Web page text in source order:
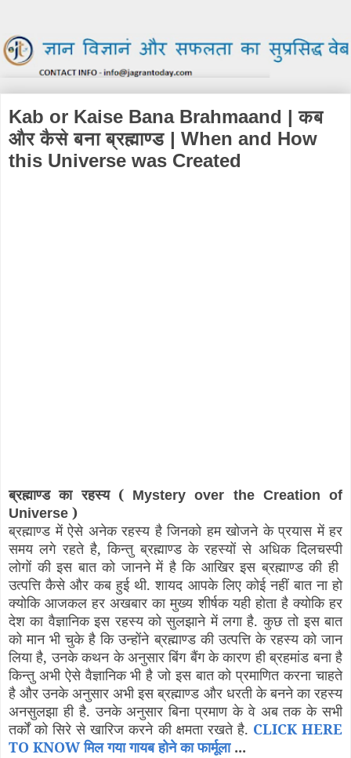
Kab or Kaise Bana Brahmaand | कब
और कैसे बना ब्रह्माण्ड | When and How
this Universe was Created
ब्रह्माण्ड का रहस्य (Mystery over the Creation of
Universe )
ब्रह्माण्ड में ऐसे अनेक रहस्य है जिनको हम खोजने के प्रयास में हर
समय लगे रहते है, किन्तु ब्रह्माण्ड के रहस्यों से अधिक दिलचस्पी
लोगों की इस बात को जानने में है कि आखिर इस ब्रह्माण्ड की ही
उत्पत्ति कैसे और कब हुई थी. शायद आपके लिए कोई नहीं बात ना हो
क्योकि आजकल हर अखबार का मुख्य शीर्षक यही होता है क्योकि हर
देश का वैज्ञानिक इस रहस्य को सुलझाने में लगा है. कुछ तो इस बात
को मान भी चुके है कि उन्होंने ब्रह्माण्ड की उत्पत्ति के रहस्य को जान
लिया है, उनके कथन के अनुसार बिंग बैंग के कारण ही ब्रहमांड बना है
किन्तु अभी ऐसे वैज्ञानिक भी है जो इस बात को प्रमाणित करना चाहते
है और उनके अनुसार अभी इस ब्रह्माण्ड और धरती के बनने का रहस्य
अनसुलझा ही है. उनके अनुसार बिना प्रमाण के वे अब तक के सभी
तर्कों को सिरे से खारिज करने की क्षमता रखते है. CLICK HERE
TO KNOW मिल गया गायब होने का फार्मूला ...